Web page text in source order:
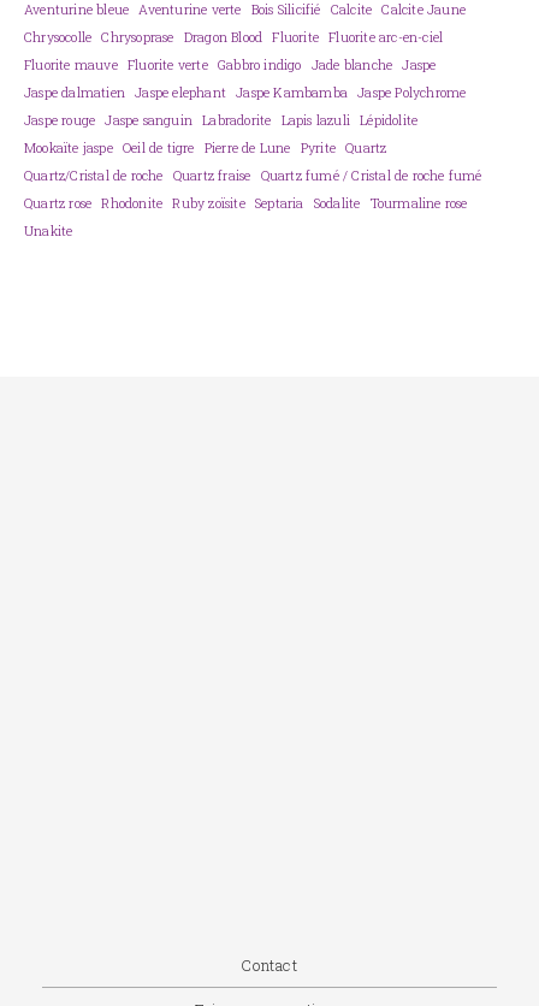
Aventurine bleue
Aventurine verte Bois Silicifié Calcite
Calcite Jaune
Chrysocolle
Chrysoprase Dragon Blood Fluorite Fluorite arc-en-ciel
Fluorite mauve Fluorite verte Gabbro indigo Jade blanche
Jaspe
Jaspe dalmatien Jaspe elephant Jaspe Kambamba Jaspe Polychrome
Jaspe rouge
Jaspe sanguin Labradorite Lapis lazuli Lépidolite
Mookaïte jaspe Oeil de tigre Pierre de Lune Pyrite Quartz
Quartz/Cristal de roche
Quartz fraise
Quartz fumé / Cristal de roche fumé
Quartz rose
Rhodonite Ruby zoïsite Septaria Sodalite
Tourmaline rose
Unakite
Contact